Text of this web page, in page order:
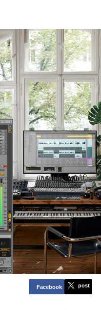
Facebook post